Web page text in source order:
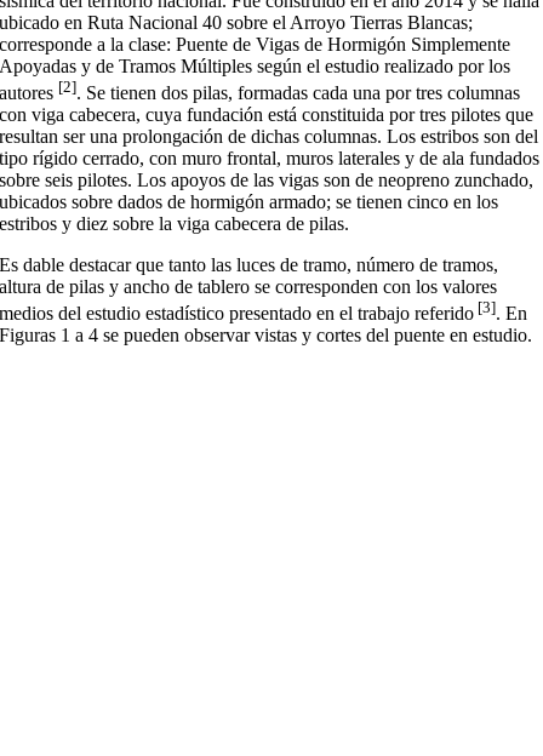
ubicado en Ruta Nacional 40 sobre el Arroyo Tierras Blancas;
corresponde a la clase: Puente de Vigas de Hormigón Simplemente
Apoyadas y de Tramos Múltiples según el estudio realizado por los
autores [2]. Se tienen dos pilas, formadas cada una por tres columnas
con viga cabecera, cuya fundación está constituida por tres pilotes que
resultan ser una prolongación de dichas columnas. Los estribos son del
tipo rígido cerrado, con muro frontal, muros laterales y de ala fundados
sobre seis pilotes. Los apoyos de las vigas son de neopreno zunchado,
ubicados sobre dados de hormigón armado; se tienen cinco en los
estribos y diez sobre la viga cabecera de pilas.
Es dable destacar que tanto las luces de tramo, número de tramos,
altura de pilas y ancho de tablero se corresponden con los valores
medios del estudio estadístico presentado en el trabajo referido [3]. En
Figuras 1 a 4 se pueden observar vistas y cortes del puente en estudio.